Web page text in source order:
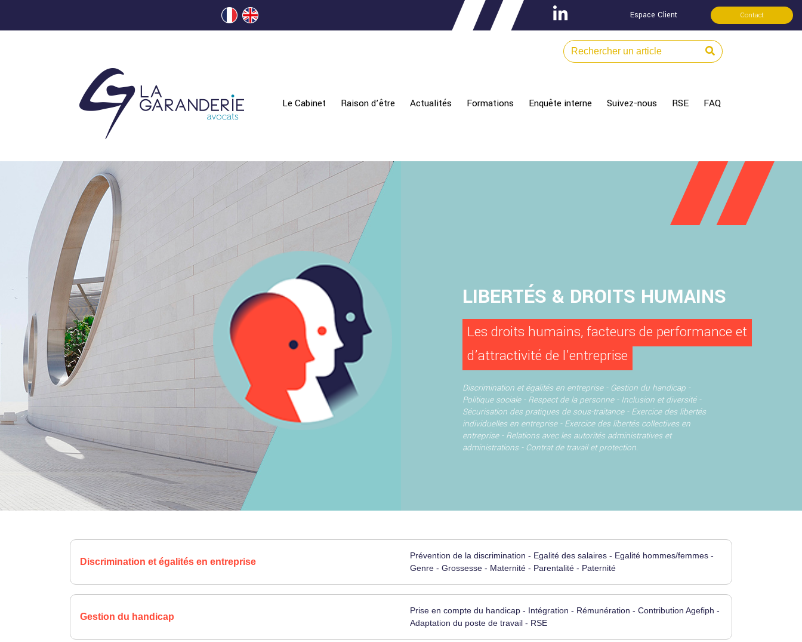
Espace Client Contact
Le Cabinet Raison d’être Actualités Formations Enquête interne Suivez-nous RSE FAQ
LIBERTÉS & DROITS HUMAINS
Les droits humains, facteurs de performance et
d’attractivité de l’entreprise
Discrimination et égalités en entreprise - Gestion du handicap -
Politique sociale - Respect de la personne - Inclusion et diversité -
Sécurisation des pratiques de sous-traitance - Exercice des libertés
individuelles en entreprise - Exercice des libertés collectives en
entreprise - Relations avec les autorités administratives et
administrations - Contrat de travail et protection.
Discrimination et égalités en entreprise
Prévention de la discrimination - Egalité des salaires - Egalité hommes/femmes -
Genre - Grossesse - Maternité - Parentalité - Paternité
Gestion du handicap
Prise en compte du handicap - Intégration - Rémunération - Contribution Agefiph -
Adaptation du poste de travail - RSE